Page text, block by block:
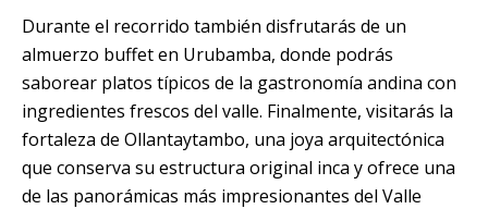
Durante el recorrido también disfrutarás de un
almuerzo buffet en Urubamba, donde podrás
saborear platos típicos de la gastronomía andina con
ingredientes frescos del valle. Finalmente, visitarás la
fortaleza de Ollantaytambo, una joya arquitectónica
que conserva su estructura original inca y ofrece una
de las panorámicas más impresionantes del Valle